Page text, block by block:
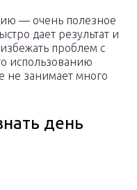
— очень полезное
дает результат и
проблем с
использованию
не занимает много
день